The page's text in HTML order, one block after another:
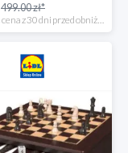
499.00 zł*
*najniższa cena z 30 dni przed obniżką